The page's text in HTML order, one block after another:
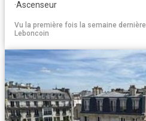
·Ascenseur
Vu la première fois la semaine dernière
Leboncoin